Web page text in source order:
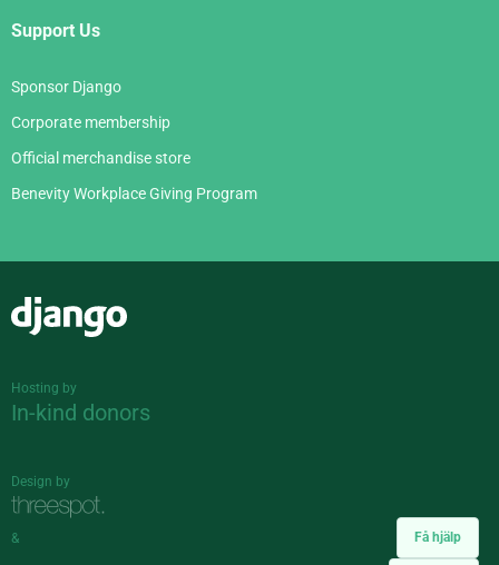
Få hjälp
Support Us
Sponsor Django
Corporate membership
Official merchandise store
Benevity Workplace Giving Program
Hosting by
In-kind donors
Design by
&